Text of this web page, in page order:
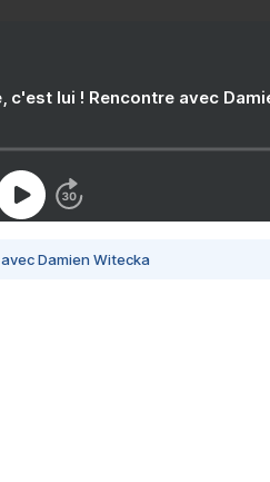
c'est lui ! Rencontre avec
Damien Witecka